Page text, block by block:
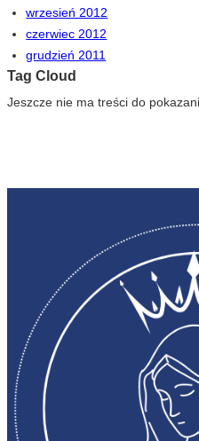
wrzesień 2012
czerwiec 2012
grudzień 2011
Tag Cloud
Jeszcze nie ma treści do